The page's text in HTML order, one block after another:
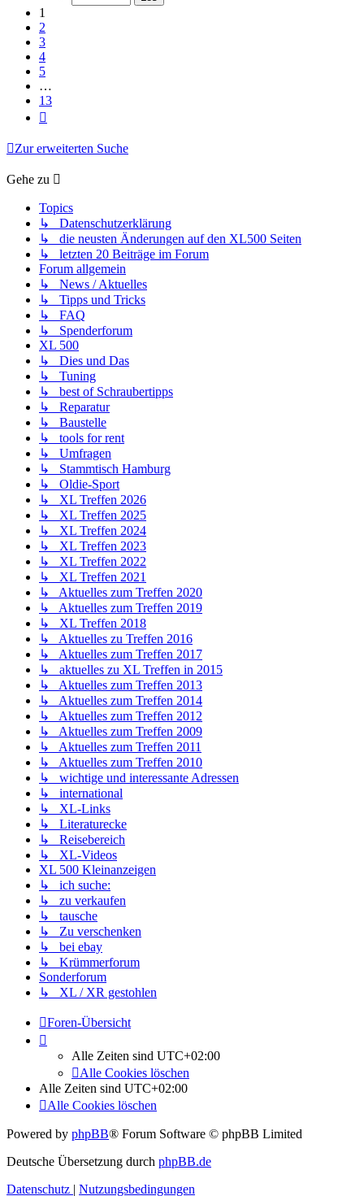
1
2
3
4
5
…
13
Zur erweiterten Suche
Gehe zu
Topics
↳ Datenschutzerklärung
↳ die neusten Änderungen auf den XL500 Seiten
↳ letzten 20 Beiträge im Forum
Forum allgemein
↳ News / Aktuelles
↳ Tipps und Tricks
↳ FAQ
↳ Spenderforum
XL 500
↳ Dies und Das
↳ Tuning
↳ best of Schraubertipps
↳ Reparatur
↳ Baustelle
↳ tools for rent
↳ Umfragen
↳ Stammtisch Hamburg
↳ Oldie-Sport
↳ XL Treffen 2026
↳ XL Treffen 2025
↳ XL Treffen 2024
↳ XL Treffen 2023
↳ XL Treffen 2022
↳ XL Treffen 2021
↳ Aktuelles zum Treffen 2020
↳ Aktuelles zum Treffen 2019
↳ XL Treffen 2018
↳ Aktuelles zu Treffen 2016
↳ Aktuelles zum Treffen 2017
↳ aktuelles zu XL Treffen in 2015
↳ Aktuelles zum Treffen 2013
↳ Aktuelles zum Treffen 2014
↳ Aktuelles zum Treffen 2012
↳ Aktuelles zum Treffen 2009
↳ Aktuelles zum Treffen 2011
↳ Aktuelles zum Treffen 2010
↳ wichtige und interessante Adressen
↳ international
↳ XL-Links
↳ Literaturecke
↳ Reisebereich
↳ XL-Videos
XL 500 Kleinanzeigen
↳ ich suche:
↳ zu verkaufen
↳ tausche
↳ Zu verschenken
↳ bei ebay
↳ Krümmerforum
Sonderforum
↳ XL / XR gestohlen
Foren-Übersicht
Alle Zeiten sind UTC+02:00
Alle Cookies löschen
Alle Zeiten sind UTC+02:00
Alle Cookies löschen
Powered by phpBB® Forum Software © phpBB Limited
Deutsche Übersetzung durch phpBB.de
Datenschutz
Nutzungsbedingungen